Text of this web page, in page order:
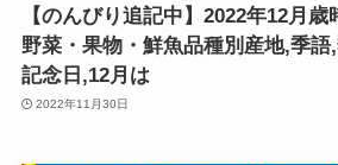
【のんびり追記中】2022年12月
野菜・果物・鮮魚品種別産地,季
記念日,12月は
2022年11月30日